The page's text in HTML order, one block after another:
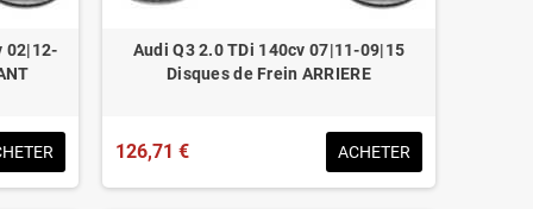
02|12-
Audi Q3 2.0 TDi 140cv 07|11-09|15
Disques de Frein ARRIERE
126,71 € ACHETER